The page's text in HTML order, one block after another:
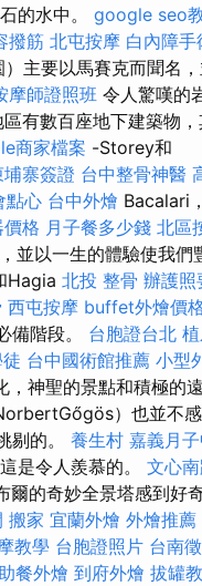
的水中。 google seo
撥筋 北屯按摩 白內障手
主要以馬賽克而聞名
摩師證照班 令人驚嘆的
區有數百座地下建築物
商家檔案 -Storey和
埔寨簽證 台中整骨神醫
點心 台中外燴 Bacalari
格 月子餐多少錢 北區
並以一生的體驗使我們
Hagia 北投 整骨 辦護照
西屯按摩 buffet外燴價
備階段。 台胞證台北
台中國術館推薦 小型
神聖的景點和積極的遠
）也並不
剔的。 養生村 嘉義月
是令人羨慕的。 文心
爾的奇妙全景塔感到好
搬家 宜蘭外燴 外燴推薦
教學 台胞證照片 台南
餐外燴 到府外燴 拔罐